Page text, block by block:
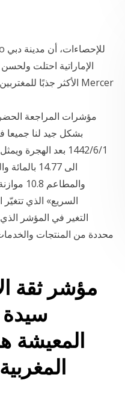
الإماراتية احتلت
بشكل جيد لنا جميعا
محددة من المنتجات
مؤشر ثقة
المعيشة